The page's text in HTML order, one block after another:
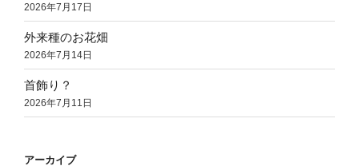
2026年7月17日
外来種のお花畑
2026年7月14日
首飾り？
2026年7月11日
アーカイブ